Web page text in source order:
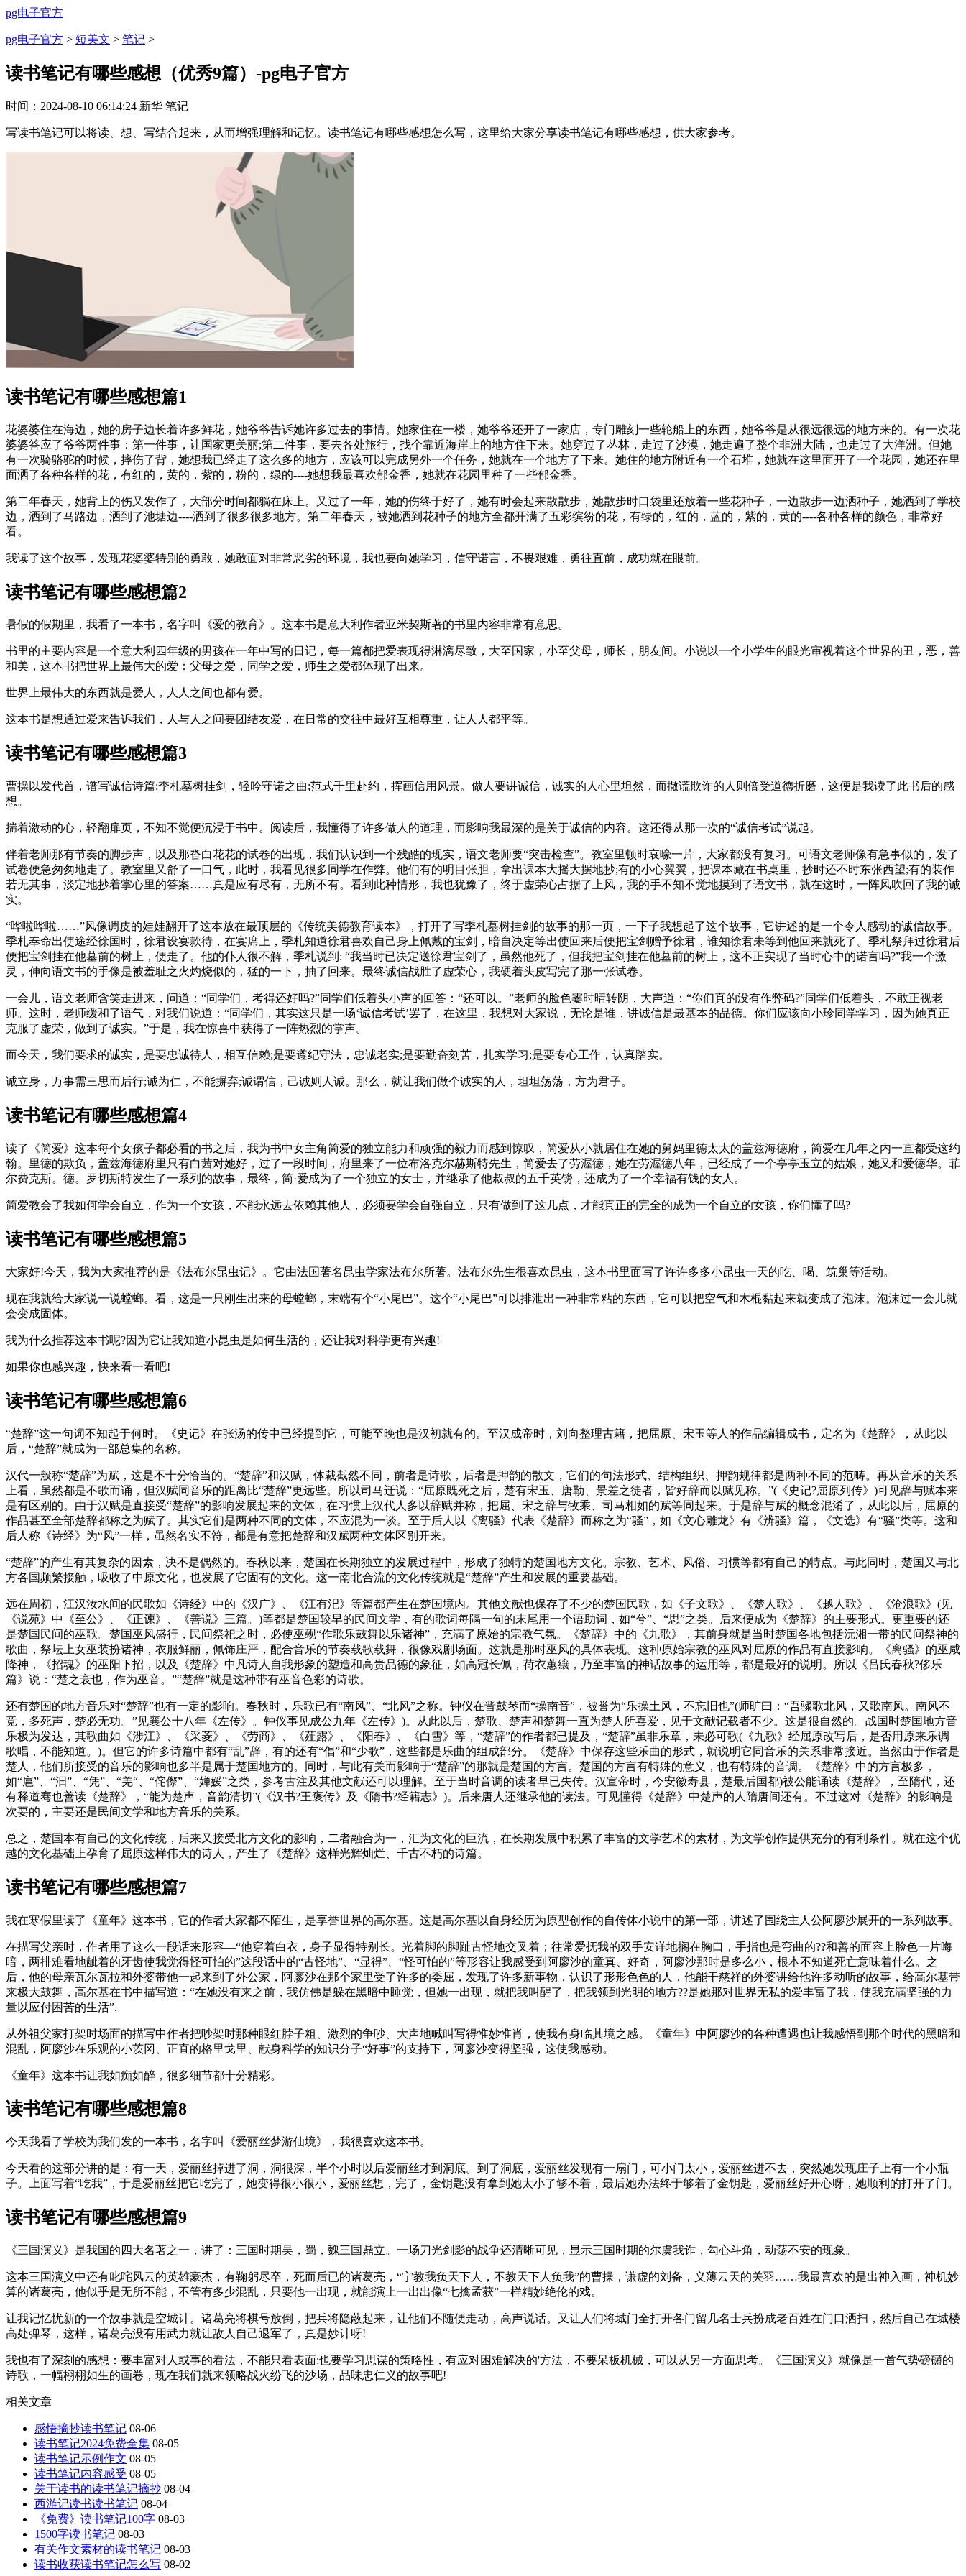
pg电子官方
pg电子官方 > 短美文 > 笔记 >
读书笔记有哪些感想（优秀9篇）-pg电子官方
时间： 2024-08-10 06:14:24 新华 笔记
写读书笔记可以将读、想、写结合起来，从而增强理解和记忆。读书笔记有哪些感想怎么写，这里给大家分享读书笔记有哪些感想，供大家参考。
读书笔记有哪些感想篇1
花婆婆住在海边，她的房子边长着许多鲜花，她爷爷告诉她许多过去的事情。她家住在一楼，她爷爷还开了一家店，专门雕刻一些轮船上的东西，她爷爷是从很远很远的地方来的。有一次花
婆婆答应了爷爷两件事：第一件事，让国家更美丽;第二件事，要去各处旅行，找个靠近海岸上的地方住下来。她穿过了丛林，走过了沙漠，她走遍了整个非洲大陆，也走过了大洋洲。但她
有一次骑骆驼的时候，摔伤了背，她想我已经走了这么多的地方，应该可以完成另外一个任务，她就在一个地方了下来。她住的地方附近有一个石堆，她就在这里面开了一个花园，她还在里
面洒了各种各样的花，有红的，黄的，紫的，粉的，绿的----她想我最喜欢郁金香，她就在花园里种了一些郁金香。
第二年春天，她背上的伤又发作了，大部分时间都躺在床上。又过了一年，她的伤终于好了，她有时会起来散散步，她散步时口袋里还放着一些花种子，一边散步一边洒种子，她洒到了学校
边，洒到了马路边，洒到了池塘边----洒到了很多很多地方。第二年春天，被她洒到花种子的地方全都开满了五彩缤纷的花，有绿的，红的，蓝的，紫的，黄的----各种各样的颜色，非常好
看。
我读了这个故事，发现花婆婆特别的勇敢，她敢面对非常恶劣的环境，我也要向她学习，信守诺言，不畏艰难，勇往直前，成功就在眼前。
读书笔记有哪些感想篇2
暑假的假期里，我看了一本书，名字叫《爱的教育》。这本书是意大利作者亚米契斯著的书里内容非常有意思。
书里的主要内容是一个意大利四年级的男孩在一年中写的日记，每一篇都把爱表现得淋漓尽致，大至国家，小至父母，师长，朋友间。小说以一个小学生的眼光审视着这个世界的丑，恶，善
和美，这本书把世界上最伟大的爱：父母之爱，同学之爱，师生之爱都体现了出来。
世界上最伟大的东西就是爱人，人人之间也都有爱。
这本书是想通过爱来告诉我们，人与人之间要团结友爱，在日常的交往中最好互相尊重，让人人都平等。
读书笔记有哪些感想篇3
曹操以发代首，谱写诚信诗篇;季札墓树挂剑，轻吟守诺之曲;范式千里赴约，挥画信用风景。做人要讲诚信，诚实的人心里坦然，而撒谎欺诈的人则倍受道德折磨，这便是我读了此书后的感
想。
揣着激动的心，轻翻扉页，不知不觉便沉浸于书中。阅读后，我懂得了许多做人的道理，而影响我最深的是关于诚信的内容。这还得从那一次的“诚信考试”说起。
伴着老师那有节奏的脚步声，以及那沓白花花的试卷的出现，我们认识到一个残酷的现实，语文老师要“突击检查”。教室里顿时哀嚎一片，大家都没有复习。可语文老师像有急事似的，发了
试卷便急匆匆地走了。教室里又舒了一口气，此时，我看见很多同学在作弊。他们有的明目张胆，拿出课本大摇大摆地抄;有的小心翼翼，把课本藏在书桌里，抄时还不时东张西望;有的装作
若无其事，淡定地抄着掌心里的答案……真是应有尽有，无所不有。看到此种情形，我也犹豫了，终于虚荣心占据了上风，我的手不知不觉地摸到了语文书，就在这时，一阵风吹回了我的诚
实。
“哗啦哗啦……”风像调皮的娃娃翻开了这本放在最顶层的《传统美德教育读本》，打开了写季札墓树挂剑的故事的那一页，一下子我想起了这个故事，它讲述的是一个令人感动的诚信故事。
季札奉命出使途经徐国时，徐君设宴款待，在宴席上，季札知道徐君喜欢自己身上佩戴的宝剑，暗自决定等出使回来后便把宝剑赠予徐君，谁知徐君未等到他回来就死了。季札祭拜过徐君后
便把宝剑挂在他墓前的树上，便走了。他的仆人很不解，季札说到: “我当时已决定送徐君宝剑了，虽然他死了，但我把宝剑挂在他墓前的树上，这不正实现了当时心中的诺言吗?”我一个激
灵，伸向语文书的手像是被羞耻之火灼烧似的，猛的一下，抽了回来。最终诚信战胜了虚荣心，我硬着头皮写完了那一张试卷。
一会儿，语文老师含笑走进来，问道：“同学们，考得还好吗?”同学们低着头小声的回答：“还可以。”老师的脸色霎时晴转阴，大声道：“你们真的没有作弊码?”同学们低着头，不敢正视老
师。这时，老师缓和了语气，对我们说道：“同学们，其实这只是一场‘诚信考试’罢了，在这里，我想对大家说，无论是谁，讲诚信是最基本的品德。你们应该向小珍同学学习，因为她真正
克服了虚荣，做到了诚实。”于是，我在惊喜中获得了一阵热烈的掌声。
而今天，我们要求的诚实，是要忠诚待人，相互信赖;是要遵纪守法，忠诚老实;是要勤奋刻苦，扎实学习;是要专心工作，认真踏实。
诚立身，万事需三思而后行;诚为仁，不能摒弃;诚谓信，己诚则人诚。那么，就让我们做个诚实的人，坦坦荡荡，方为君子。
读书笔记有哪些感想篇4
读了《简爱》这本每个女孩子都必看的书之后，我为书中女主角简爱的独立能力和顽强的毅力而感到惊叹，简爱从小就居住在她的舅妈里德太太的盖兹海德府，简爱在几年之内一直都受这约
翰。里德的欺负，盖兹海德府里只有白茜对她好，过了一段时间，府里来了一位布洛克尔赫斯特先生，简爱去了劳渥德，她在劳渥德八年，已经成了一个亭亭玉立的姑娘，她又和爱德华。菲
尔费克斯。德。罗切斯特发生了一系列的故事，最终，简·爱成为了一个独立的女士，并继承了他叔叔的五千英镑，还成为了一个幸福有钱的女人。
简爱教会了我如何学会自立，作为一个女孩，不能永远去依赖其他人，必须要学会自强自立，只有做到了这几点，才能真正的完全的成为一个自立的女孩，你们懂了吗?
读书笔记有哪些感想篇5
大家好!今天，我为大家推荐的是《法布尔昆虫记》。它由法国著名昆虫学家法布尔所著。法布尔先生很喜欢昆虫，这本书里面写了许许多多小昆虫一天的吃、喝、筑巢等活动。
现在我就给大家说一说螳螂。看，这是一只刚生出来的母螳螂，末端有个“小尾巴”。这个“小尾巴”可以排泄出一种非常粘的东西，它可以把空气和木棍黏起来就变成了泡沫。泡沫过一会儿就
会变成固体。
我为什么推荐这本书呢?因为它让我知道小昆虫是如何生活的，还让我对科学更有兴趣!
如果你也感兴趣，快来看一看吧!
读书笔记有哪些感想篇6
“楚辞”这一句词不知起于何时。《史记》在张汤的传中已经提到它，可能至晚也是汉初就有的。至汉成帝时，刘向整理古籍，把屈原、宋玉等人的作品编辑成书，定名为《楚辞》，从此以
后，“楚辞”就成为一部总集的名称。
汉代一般称“楚辞”为赋，这是不十分恰当的。“楚辞”和汉赋，体裁截然不同，前者是诗歌，后者是押韵的散文，它们的句法形式、结构组织、押韵规律都是两种不同的范畴。再从音乐的关系
上看，虽然都是不歌而诵，但汉赋同音乐的距离比“楚辞”更远些。所以司马迁说：“屈原既死之后，楚有宋玉、唐勒、景差之徒者，皆好辞而以赋见称。”(《史记?屈原列传》)可见辞与赋本来
是有区别的。由于汉赋是直接受“楚辞”的影响发展起来的文体，在习惯上汉代人多以辞赋并称，把屈、宋之辞与牧乘、司马相如的赋等同起来。于是辞与赋的概念混淆了，从此以后，屈原的
作品甚至全部楚辞都称之为赋了。其实它们是两种不同的文体，不应混为一谈。至于后人以《离骚》代表《楚辞》而称之为“骚”，如《文心雕龙》有《辨骚》篇，《文选》有“骚”类等。这和
后人称《诗经》为“风”一样，虽然名实不符，都是有意把楚辞和汉赋两种文体区别开来。
“楚辞”的产生有其复杂的因素，决不是偶然的。春秋以来，楚国在长期独立的发展过程中，形成了独特的楚国地方文化。宗教、艺术、风俗、习惯等都有自己的特点。与此同时，楚国又与北
方各国频繁接触，吸收了中原文化，也发展了它固有的文化。这一南北合流的文化传统就是“楚辞”产生和发展的重要基础。
远在周初，江汉汝水间的民歌如《诗经》中的《汉广》、《江有汜》等篇都产生在楚国境内。其他文献也保存了不少的楚国民歌，如《子文歌》、《楚人歌》、《越人歌》、《沧浪歌》(见
《说苑》中《至公》、《正谏》、《善说》三篇。)等都是楚国较早的民间文学，有的歌词每隔一句的末尾用一个语助词，如“兮”、“思”之类。后来便成为《楚辞》的主要形式。更重要的还
是楚国民间的巫歌。楚国巫风盛行，民间祭祀之时，必使巫觋“作歌乐鼓舞以乐诸神”，充满了原始的宗教气氛。《楚辞》中的《九歌》，其前身就是当时楚国各地包括沅湘一带的民间祭神的
歌曲，祭坛上女巫装扮诸神，衣服鲜丽，佩饰庄严，配合音乐的节奏载歌载舞，很像戏剧场面。这就是那时巫风的具体表现。这种原始宗教的巫风对屈原的作品有直接影响。《离骚》的巫咸
降神，《招魂》的巫阳下招，以及《楚辞》中凡诗人自我形象的塑造和高贵品德的象征，如高冠长佩，荷衣蕙纕，乃至丰富的神话故事的运用等，都是最好的说明。所以《吕氏春秋?侈乐
篇》说：“楚之衰也，作为巫音。”“楚辞”就是这种带有巫音色彩的诗歌。
还有楚国的地方音乐对“楚辞”也有一定的影响。春秋时，乐歌已有“南风”、“北风”之称。钟仪在晋鼓琴而“操南音”，被誉为“乐操土风，不忘旧也”(师旷曰：“吾骤歌北风，又歌南风。南风不
竞，多死声，楚必无功。”见襄公十八年《左传》。钟仪事见成公九年《左传》)。从此以后，楚歌、楚声和楚舞一直为楚人所喜爱，见于文献记载者不少。这是很自然的。战国时楚国地方音
乐极为发达，其歌曲如《涉江》、《采菱》、《劳商》、《薤露》、《阳春》、《白雪》等，“楚辞”的作者都已提及，“楚辞”虽非乐章，未必可歌(《九歌》经屈原改写后，是否用原来乐调
歌唱，不能知道。)。但它的许多诗篇中都有“乱”辞，有的还有“倡”和“少歌”，这些都是乐曲的组成部分。《楚辞》中保存这些乐曲的形式，就说明它同音乐的关系非常接近。当然由于作者是
楚人，他们所接受的音乐的影响也多半是属于楚国地方的。同时，与此有关而影响于“楚辞”的那就是楚国的方言。楚国的方言有特殊的意义，也有特殊的音调。《楚辞》中的方言极多，
如“扈”、“汩”、“凭”、“羌“、“侘傺”、“婵媛”之类，参考古注及其他文献还可以理解。至于当时音调的读者早已失传。汉宣帝时，今安徽寿县，楚最后国都)被公能诵读《楚辞》，至隋代，还
有释道骞也善读《楚辞》，“能为楚声，音韵清切”(《汉书?王褒传》及《隋书?经籍志》)。后来唐人还继承他的读法。可见懂得《楚辞》中楚声的人隋唐间还有。不过这对《楚辞》的影响是
次要的，主要还是民间文学和地方音乐的关系。
总之，楚国本有自己的文化传统，后来又接受北方文化的影响，二者融合为一，汇为文化的巨流，在长期发展中积累了丰富的文学艺术的素材，为文学创作提供充分的有利条件。就在这个优
越的文化基础上孕育了屈原这样伟大的诗人，产生了《楚辞》这样光辉灿烂、千古不朽的诗篇。
读书笔记有哪些感想篇7
我在寒假里读了《童年》这本书，它的作者大家都不陌生，是享誉世界的高尔基。这是高尔基以自身经历为原型创作的自传体小说中的第一部，讲述了围绕主人公阿廖沙展开的一系列故事。
在描写父亲时，作者用了这么一段话来形容—“他穿着白衣，身子显得特别长。光着脚的脚趾古怪地交叉着；往常爱抚我的双手安详地搁在胸口，手指也是弯曲的??和善的面容上脸色一片晦
暗，两排难看地龇着的牙齿使我觉得怪可怕的”这段话中的“古怪地”、“显得”、“怪可怕的”等形容让我感受到阿廖沙的童真、好奇，阿廖沙那时是多么小，根本不知道死亡意味着什么。之
后，他的母亲瓦尔瓦拉和外婆带他一起来到了外公家，阿廖沙在那个家里受了许多的委屈，发现了许多新事物，认识了形形色色的人，他能干慈祥的外婆讲给他许多动听的故事，给高尔基带
来极大鼓舞，高尔基在书中描写道：“在她没有来之前，我仿佛是躲在黑暗中睡觉，但她一出现，就把我叫醒了，把我领到光明的地方??是她那对世界无私的爱丰富了我，使我充满坚强的力
量以应付困苦的生活”.
从外祖父家打架时场面的描写中作者把吵架时那种眼红脖子粗、激烈的争吵、大声地喊叫写得惟妙惟肖，使我有身临其境之感。《童年》中阿廖沙的各种遭遇也让我感悟到那个时代的黑暗和
混乱，阿廖沙在乐观的小茨冈、正直的格里戈里、献身科学的知识分子“好事”的支持下，阿廖沙变得坚强，这使我感动。
《童年》这本书让我如痴如醉，很多细节都十分精彩。
读书笔记有哪些感想篇8
今天我看了学校为我们发的一本书，名字叫《爱丽丝梦游仙境》，我很喜欢这本书。
今天看的这部分讲的是：有一天，爱丽丝掉进了洞，洞很深，半个小时以后爱丽丝才到洞底。到了洞底，爱丽丝发现有一扇门，可小门太小，爱丽丝进不去，突然她发现庄子上有一个小瓶
子。上面写着“吃我”，于是爱丽丝把它吃完了，她变得很小很小，爱丽丝想，完了，金钥匙没有拿到她太小了够不着，最后她办法终于够着了金钥匙，爱丽丝好开心呀，她顺利的打开了门。
读书笔记有哪些感想篇9
《三国演义》是我国的四大名著之一，讲了：三国时期吴，蜀，魏三国鼎立。一场刀光剑影的战争还清晰可见，显示三国时期的尔虞我诈，勾心斗角，动荡不安的现象。
这本三国演义中还有叱咤风云的英雄豪杰，有鞠躬尽卒，死而后已的诸葛亮，“宁教我负天下人，不教天下人负我”的曹操，谦虚的刘备，义薄云天的关羽……我最喜欢的是出神入画，神机妙
算的诸葛亮，他似乎是无所不能，不管有多少混乱，只要他一出现，就能演上一出出像“七擒孟获”一样精妙绝伦的戏。
让我记忆忧新的一个故事就是空城计。诸葛亮将棋号放倒，把兵将隐蔽起来，让他们不随便走动，高声说话。又让人们将城门全打开各门留几名士兵扮成老百姓在门口洒扫，然后自己在城楼
高处弹琴，这样，诸葛亮没有用武力就让敌人自己退军了，真是妙计呀!
我也有了深刻的感想：要丰富对人或事的看法，不能只看表面;也要学习思谋的策略性，有应对困难解决的'方法，不要呆板机械，可以从另一方面思考。《三国演义》就像是一首气势磅礴的
诗歌，一幅栩栩如生的画卷，现在我们就来领略战火纷飞的沙场，品味忠仁义的故事吧!
相关文章
感悟摘抄读书笔记 08-06
读书笔记2024免费全集 08-05
读书笔记示例作文 08-05
读书笔记内容感受 08-05
关于读书的读书笔记摘抄 08-04
西游记读书读书笔记 08-04
《免费》读书笔记100字 08-03
1500字读书笔记 08-03
有关作文素材的读书笔记 08-03
读书收获读书笔记怎么写 08-02